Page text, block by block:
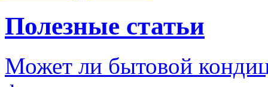
Полезные статьи
Может ли бытовой